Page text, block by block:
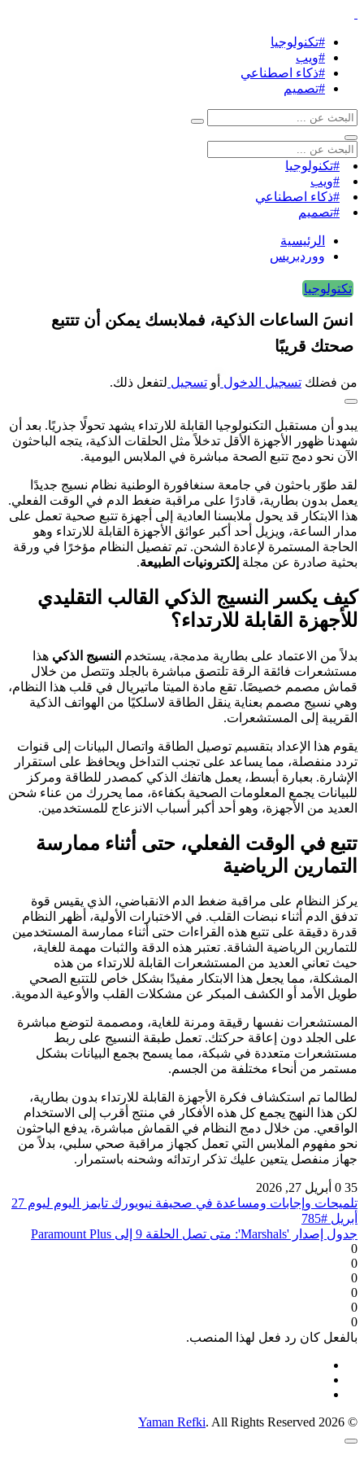
#تكنولوجيا
#ويب
#ذكاء اصطناعي
#تصميم
#تكنولوجيا
#ويب
#ذكاء اصطناعي
#تصميم
الرئيسية
ووردبريس
تكتولوجيا
انسَ الساعات الذكية، فملابسك يمكن أن تتتبع
صحتك قريبًا
من فضلك تسجيل الدخول أو تسجيل لتفعل ذلك.
يبدو أن مستقبل التكنولوجيا القابلة للارتداء يشهد تحولًا جذريًا. بعد أن
شهدنا ظهور الأجهزة الأقل تدخلاً مثل الحلقات الذكية، يتجه الباحثون
الآن نحو دمج تتبع الصحة مباشرة في الملابس اليومية.
لقد طوّر باحثون في جامعة سنغافورة الوطنية نظام نسيج جديدًا
يعمل بدون بطارية، قادرًا على مراقبة ضغط الدم في الوقت الفعلي.
هذا الابتكار قد يحول ملابسنا العادية إلى أجهزة تتبع صحية تعمل على
مدار الساعة، ويزيل أحد أكبر عوائق الأجهزة القابلة للارتداء وهو
الحاجة المستمرة لإعادة الشحن. تم تفصيل النظام مؤخرًا في ورقة
بحثية صادرة عن مجلة إلكترونيات الطبيعة.
كيف يكسر النسيج الذكي القالب التقليدي
للأجهزة القابلة للارتداء؟
بدلاً من الاعتماد على بطارية مدمجة، يستخدم النسيج الذكي هذا
مستشعرات فائقة الرقة تلتصق مباشرة بالجلد وتتصل من خلال
قماش مصمم خصيصًا. تقع مادة الميتا ماتيريال في قلب هذا النظام،
وهي نسيج مصمم بعناية ينقل الطاقة لاسلكيًا من الهواتف الذكية
القريبة إلى المستشعرات.
يقوم هذا الإعداد بتقسيم توصيل الطاقة واتصال البيانات إلى قنوات
تردد منفصلة، مما يساعد على تجنب التداخل ويحافظ على استقرار
الإشارة. بعبارة أبسط، يعمل هاتفك الذكي كمصدر للطاقة ومركز
للبيانات يجمع المعلومات الصحية بكفاءة، مما يحررك من عناء شحن
العديد من الأجهزة، وهو أحد أكبر أسباب الانزعاج للمستخدمين.
تتبع في الوقت الفعلي، حتى أثناء ممارسة
التمارين الرياضية
يركز النظام على مراقبة ضغط الدم الانقباضي، الذي يقيس قوة
تدفق الدم أثناء نبضات القلب. في الاختبارات الأولية، أظهر النظام
قدرة دقيقة على تتبع هذه القراءات حتى أثناء ممارسة المستخدمين
للتمارين الرياضية الشاقة. تعتبر هذه الدقة والثبات مهمة للغاية،
حيث تعاني العديد من المستشعرات القابلة للارتداء من هذه
المشكلة، مما يجعل هذا الابتكار مفيدًا بشكل خاص للتتبع الصحي
طويل الأمد أو الكشف المبكر عن مشكلات القلب والأوعية الدموية.
المستشعرات نفسها رقيقة ومرنة للغاية، ومصممة لتوضع مباشرة
على الجلد دون إعاقة حركتك. تعمل طبقة النسيج على ربط
مستشعرات متعددة في شبكة، مما يسمح بجمع البيانات بشكل
مستمر من أنحاء مختلفة من الجسم.
لطالما تم استكشاف فكرة الأجهزة القابلة للارتداء بدون بطارية،
لكن هذا النهج يجمع كل هذه الأفكار في منتج أقرب إلى الاستخدام
الواقعي. من خلال دمج النظام في القماش مباشرة، يدفع الباحثون
نحو مفهوم الملابس التي تعمل كجهاز مراقبة صحي سلبي، بدلاً من
جهاز منفصل يتعين عليك تذكر ارتدائه وشحنه باستمرار.
35
0 أبريل 27, 2026
تلميحات وإجابات ومساعدة في صحيفة نيويورك تايمز اليوم ليوم 27
أبريل #785
جدول إصدار 'Marshals': متى تصل الحلقة 9 إلى Paramount Plus
0
0
0
0
0
0
بالفعل كان رد فعل لهذا المنصب.
© 2026
Yaman Refki. All Rights Reserved